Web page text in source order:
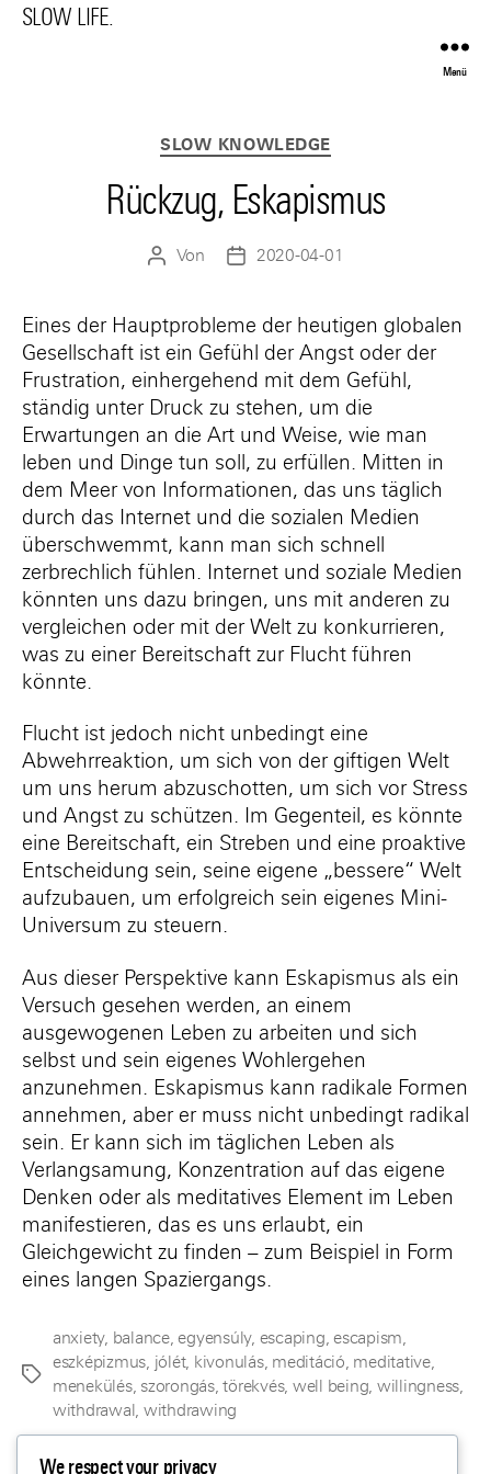
SLOW LIFE.
Menü
Kategorien
SLOW KNOWLEDGE
Rückzug, Eskapismus
Beitragsautor
Von Beitragsdatum
2020-04-01
Eines der Hauptprobleme der heutigen globalen
Gesellschaft ist ein Gefühl der Angst oder der
Frustration, einhergehend mit dem Gefühl,
ständig unter Druck zu stehen, um die
Erwartungen an die Art und Weise, wie man
leben und Dinge tun soll, zu erfüllen. Mitten in
dem Meer von Informationen, das uns täglich
durch das Internet und die sozialen Medien
überschwemmt, kann man sich schnell
zerbrechlich fühlen. Internet und soziale Medien
könnten uns dazu bringen, uns mit anderen zu
vergleichen oder mit der Welt zu konkurrieren,
was zu einer Bereitschaft zur Flucht führen
könnte.
Flucht ist jedoch nicht unbedingt eine
Abwehrreaktion, um sich von der giftigen Welt
um uns herum abzuschotten, um sich vor Stress
und Angst zu schützen. Im Gegenteil, es könnte
eine Bereitschaft, ein Streben und eine proaktive
Entscheidung sein, seine eigene „bessere“ Welt
aufzubauen, um erfolgreich sein eigenes Mini-
Universum zu steuern.
Aus dieser Perspektive kann Eskapismus als ein
Versuch gesehen werden, an einem
ausgewogenen Leben zu arbeiten und sich
selbst und sein eigenes Wohlergehen
anzunehmen. Eskapismus kann radikale Formen
annehmen, aber er muss nicht unbedingt radikal
sein. Er kann sich im täglichen Leben als
Verlangsamung, Konzentration auf das eigene
Denken oder als meditatives Element im Leben
manifestieren, das es uns erlaubt, ein
Gleichgewicht zu finden – zum Beispiel in Form
eines langen Spaziergangs.
Schlagwörter
anxiety, balance,egyensúly, escaping ,escapism
eszképizmus jólét, kivonulás, meditáció meditative,
menekülés, szorongás,törekvés, well being willingness
withdrawal withdrawing
We respect your privacy